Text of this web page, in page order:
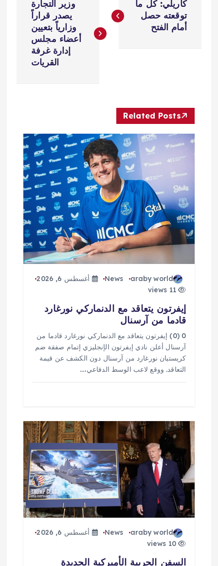
ص
م
ق
ت
كاريلي: كل ما
توقعته حصل
أمام الفتح
وزير التجارة
يصدر قراراً
وزارياً بتعيين
أعضاء مجلس
إدارة غرفة
القريات
Related Posts
araby world
News
أغسطس 6, 2026
11 views
إيفرتون يتعاقد مع الدنماركي نورغارد
قادما من آرسنال
0 (0) إيفرتون يتعاقد مع الدنماركي نورغارد قادما من
آرسنال أعلن نادي إيفرتون الإنجليزي إتمام صفقة ضم
كريستيان نورغارد من آرسنال دون الكشف عن قيمة
التعاقد. ووقع لاعب الوسط الدفاعي،…
araby world
News
أغسطس 6, 2026
10 views
السفن الحربية الأميركية الجديدة